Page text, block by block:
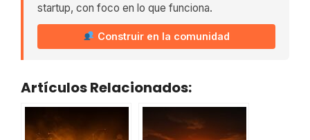
startup, con foco en lo que funciona.
Construir en la comunidad
Artículos Relacionados: